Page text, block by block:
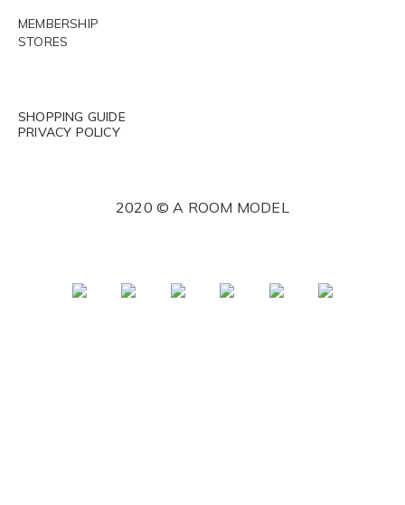
MEMBERSHIP
STORES
SHOPPING GUIDE
PRIVACY POLICY
2020 © A ROOM MODEL